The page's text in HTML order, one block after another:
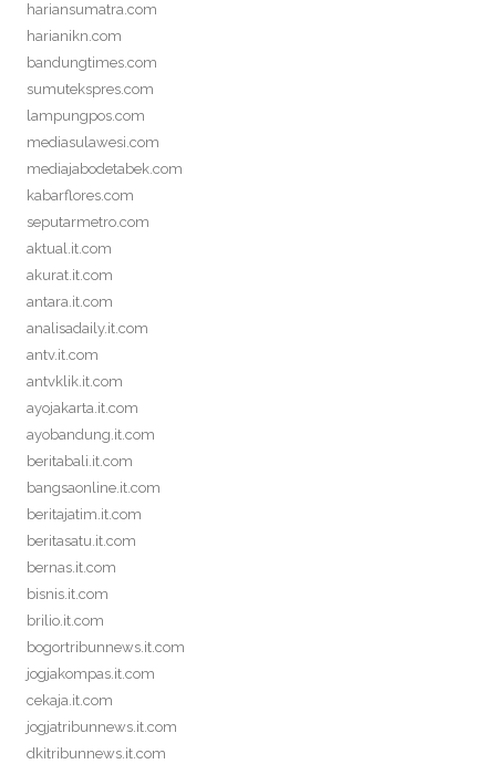
hariansumatra.com
harianikn.com
bandungtimes.com
sumutekspres.com
lampungpos.com
mediasulawesi.com
mediajabodetabek.com
kabarflores.com
seputarmetro.com
aktual.it.com
akurat.it.com
antara.it.com
analisadaily.it.com
antv.it.com
antvklik.it.com
ayojakarta.it.com
ayobandung.it.com
beritabali.it.com
bangsaonline.it.com
beritajatim.it.com
beritasatu.it.com
bernas.it.com
bisnis.it.com
brilio.it.com
bogortribunnews.it.com
jogjakompas.it.com
cekaja.it.com
jogjatribunnews.it.com
dkitribunnews.it.com